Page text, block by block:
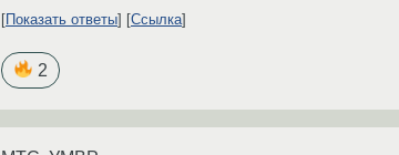
Показать ответы Ссылка
2